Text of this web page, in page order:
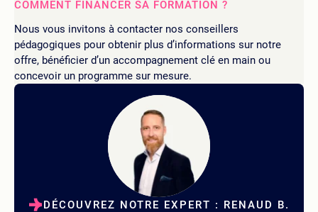
COMMENT FINANCER SA FORMATION ?
Nous vous invitons à contacter nos conseillers
pédagogiques pour obtenir plus d’informations sur notre
offre, bénéficier d’un accompagnement clé en main ou
concevoir un programme sur mesure.
DÉCOUVREZ NOTRE EXPERT : RENAUD B.